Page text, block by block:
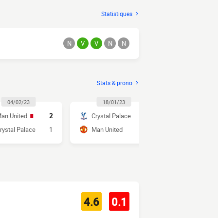
Statistiques
N V V N N
Stats & prono
04/02/23
United
2
Palace
1
18/01/23
Crystal Palace
Man United
4.6 0.1